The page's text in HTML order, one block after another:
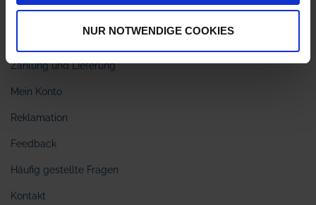
NUR NOTWENDIGE COOKIES
Webinar Sachkundenachweis
Zahlung und Lieferung
Mein Konto
Reklamation
Feedback
Häufig gestellte Fragen
Kontakt